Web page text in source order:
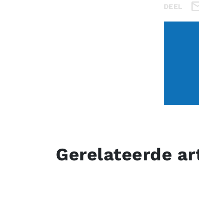
DEEL
Gerelateerde